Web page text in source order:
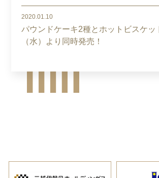
2020.01.10
パウンドケーキ2種とホットビスケッ
（水）より同時発売！